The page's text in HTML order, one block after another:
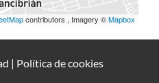
contributors , Imagery ©Mapbox
| Política de cookies